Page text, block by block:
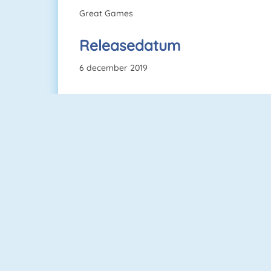
Great Games
Releasedatum
6 december 2019